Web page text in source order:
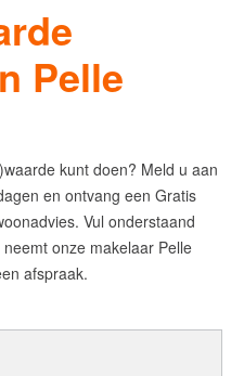
vanRedactie Makelaars van
Pelle
kunt doen? Meld u aan
en ontvang een Gratis
Vul onderstaand
onze makelaar Pelle
afspraak.